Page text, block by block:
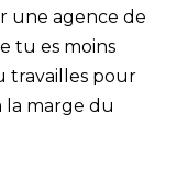
une agence de
tu es moins
travailles pour
la marge du